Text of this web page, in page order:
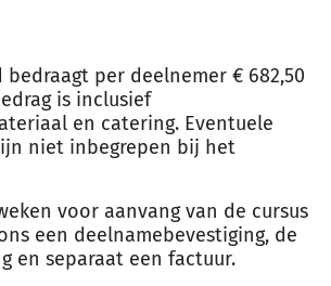
per deelnemer € 682,50
is inclusief
en catering. Eventuele
niet inbegrepen bij het
voor aanvang van de cursus
een deelnamebevestiging, de
en separaat een factuur.